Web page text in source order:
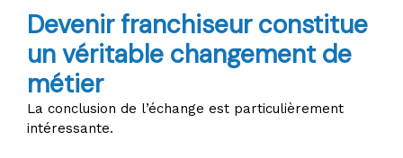
Devenir franchiseur constitue
un véritable changement de
métier
La conclusion de l’échange est particulièrement
intéressante.